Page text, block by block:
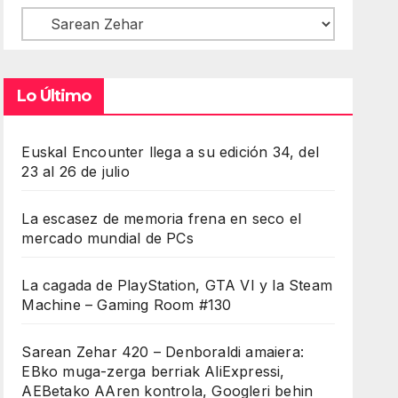
Contenidos
Lo Último
Euskal Encounter llega a su edición 34, del
23 al 26 de julio
La escasez de memoria frena en seco el
mercado mundial de PCs
La cagada de PlayStation, GTA VI y la Steam
Machine – Gaming Room #130
Sarean Zehar 420 – Denboraldi amaiera:
EBko muga-zerga berriak AliExpressi,
AEBetako AAren kontrola, Googleri behin